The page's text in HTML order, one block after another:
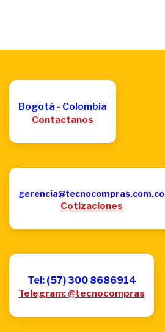
Bogotá - Colombia
Contactanos
gerencia@tecnocompras.com.co
Cotizaciones
Tel: (57) 300 8686914
Telegram: @tecnocompras